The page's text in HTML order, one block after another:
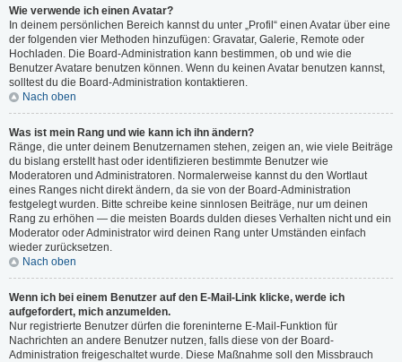
Wie verwende ich einen Avatar?
In deinem persönlichen Bereich kannst du unter „Profil“ einen Avatar über eine
der folgenden vier Methoden hinzufügen: Gravatar, Galerie, Remote oder
Hochladen. Die Board-Administration kann bestimmen, ob und wie die
Benutzer Avatare benutzen können. Wenn du keinen Avatar benutzen kannst,
solltest du die Board-Administration kontaktieren.
Nach oben
Was ist mein Rang und wie kann ich ihn ändern?
Ränge, die unter deinem Benutzernamen stehen, zeigen an, wie viele Beiträge
du bislang erstellt hast oder identifizieren bestimmte Benutzer wie
Moderatoren und Administratoren. Normalerweise kannst du den Wortlaut
eines Ranges nicht direkt ändern, da sie von der Board-Administration
festgelegt wurden. Bitte schreibe keine sinnlosen Beiträge, nur um deinen
Rang zu erhöhen — die meisten Boards dulden dieses Verhalten nicht und ein
Moderator oder Administrator wird deinen Rang unter Umständen einfach
wieder zurücksetzen.
Nach oben
Wenn ich bei einem Benutzer auf den E-Mail-Link klicke, werde ich
aufgefordert, mich anzumelden.
Nur registrierte Benutzer dürfen die foreninterne E-Mail-Funktion für
Nachrichten an andere Benutzer nutzen, falls diese von der Board-
Administration freigeschaltet wurde. Diese Maßnahme soll den Missbrauch